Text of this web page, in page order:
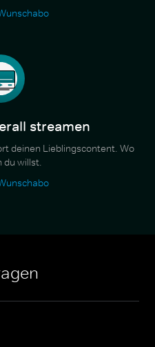
streamen
deinen Lieblingscontent. Wo
du willst.